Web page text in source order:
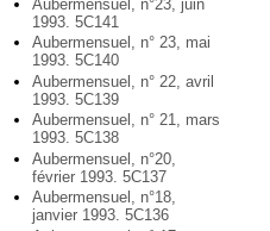
Aubermensuel, n°23, juin
1993. 5C141
Aubermensuel, n° 23, mai
1993. 5C140
Aubermensuel, n° 22, avril
1993. 5C139
Aubermensuel, n° 21, mars
1993. 5C138
Aubermensuel, n°20,
février 1993. 5C137
Aubermensuel, n°18,
janvier 1993. 5C136